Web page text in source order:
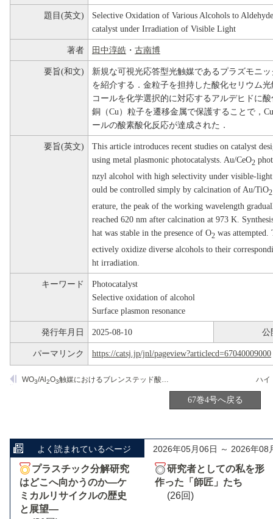
題目(英文)
Selective Oxidation of Various Alcohols to
catalyst under Irradiation of Visible Light
著者 田中淳皓 ・ 古南博
要旨(和文)
新規な可視光応答型光触媒であるプラズモニ
を紹介する．金粒子を担持した酸化セリウム
コールを化学選択的に対応するアルデヒドに
銅（Cu）粒子を遷移金属で保護することで，
ールの酸素酸化反応が達成された．
要旨(英文)
This article introduces recent studies on catalyst
using metal plasmonic photocatalysts. Au/CeO2
nzyl alcohol with high selectivity under visible-
ould be controlled simply by calcination of Au/TiO2
erature, the peak of the working wavelength
reached 620 nm after calcination at 973 K.
hat was stable in the presence of O2 was attempted.
ectively oxidize diverse alcohols to their
ht irradiation.
キーワード
Photocatalyst
Selective oxidation of alcohol
Surface plasmon resonance
発行年月日 2025-08-10 公
パーマリンク https://catsj.jp/jnl/pageview?articlecd=67040009000
WO3/Al 2O3触媒におけるブレンステッド酸性の発現とアルコール類の脱水活性
67巻4号へ戻る
よく読まれているページ 2026年05月06日 ～ 2026年08
プラスチック分解研究
はどこへ向かうのか―ケ
ミカルリサイクルの歴史
と展望―
研究者としての私を形
作った「師匠」たち
(26回)